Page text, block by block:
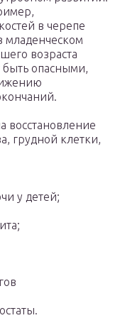
в черепе
младенческом
возраста
опасными,
восстановление
грудной клетки,
у детей;